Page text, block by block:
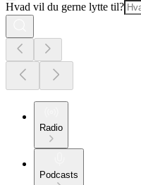
Hvad vil du gerne lytte til?
Radio
Podcasts